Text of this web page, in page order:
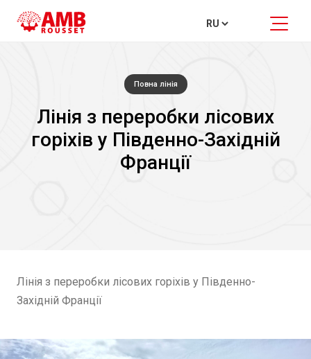
Повна лінія
Лінія з переробки лісових
горіхів у Південно-Західній
Франції
Лінія з переробки лісових горіхів у Південно-
Західній Франції